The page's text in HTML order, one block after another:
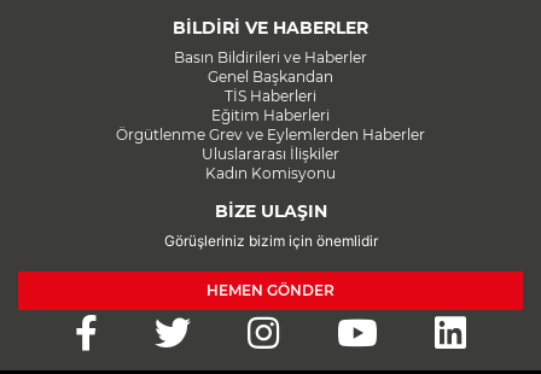
BİLDİRİ VE HABERLER
Basın Bildirileri ve Haberler
Genel Başkandan
TİS Haberleri
Eğitim Haberleri
Örgütlenme Grev ve Eylemlerden Haberler
Uluslararası İlişkiler
Kadın Komisyonu
BİZE ULAŞIN
Görüşleriniz bizim için önemlidir
HEMEN GÖNDER